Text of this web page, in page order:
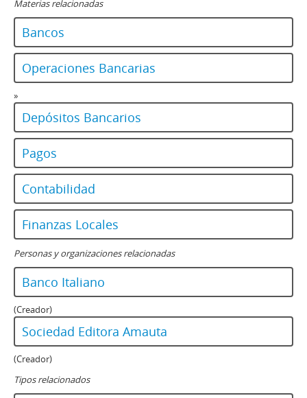
Materias relacionadas
Bancos
Operaciones Bancarias
»
Depósitos Bancarios
Pagos
Contabilidad
Finanzas Locales
Personas y organizaciones relacionadas
Banco Italiano
(Creador)
Sociedad Editora Amauta
(Creador)
Tipos relacionados